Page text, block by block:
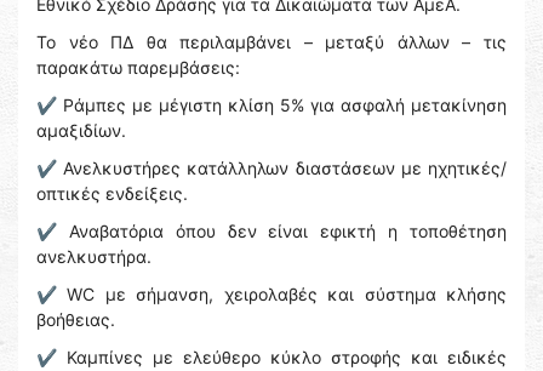
Εθνικό Σχέδιο Δράσης για τα Δικαιώματα των ΑμεΑ.
Το νέο ΠΔ θα περιλαμβάνει – μεταξύ άλλων – τις
παρακάτω παρεμβάσεις:
✔️ Ράμπες με μέγιστη κλίση 5% για ασφαλή μετακίνηση
αμαξιδίων.
✔️ Ανελκυστήρες κατάλληλων διαστάσεων με ηχητικές/
οπτικές ενδείξεις.
✔️ Αναβατόρια όπου δεν είναι εφικτή η τοποθέτηση
ανελκυστήρα.
✔️ WC με σήμανση, χειρολαβές και σύστημα κλήσης
βοήθειας.
✔️ Καμπίνες με ελεύθερο κύκλο στροφής και ειδικές